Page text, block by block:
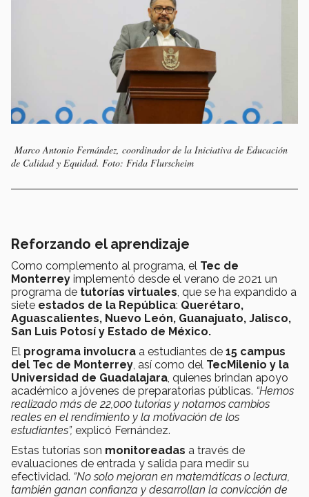
Marco Antonio Fernández, coordinador de la Iniciativa de Educación
de Calidad y Equidad. Foto: Frida Flurscheim
Reforzando el aprendizaje
Como complemento al programa, el Tec de
Monterrey implementó desde el verano de 2021 un
programa de tutorías virtuales, que se ha expandido a
siete estados de la República: Querétaro,
Aguascalientes, Nuevo León, Guanajuato, Jalisco,
San Luis Potosí y Estado de México.
El programa involucra a estudiantes de 15 campus
del Tec de Monterrey, así como del TecMilenio y la
Universidad de Guadalajara, quienes brindan apoyo
académico a jóvenes de preparatorias públicas. “Hemos
realizado más de 22,000 tutorías y notamos cambios
reales en el rendimiento y la motivación de los
estudiantes”, explicó Fernández.
Estas tutorías son monitoreadas a través de
evaluaciones de entrada y salida para medir su
efectividad. “No solo mejoran en matemáticas o lectura,
también ganan confianza y desarrollan la convicción de